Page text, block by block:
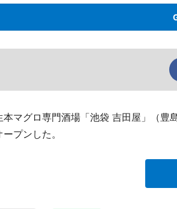
本マグロ専門酒場「池袋 吉田屋」（
ープンした。